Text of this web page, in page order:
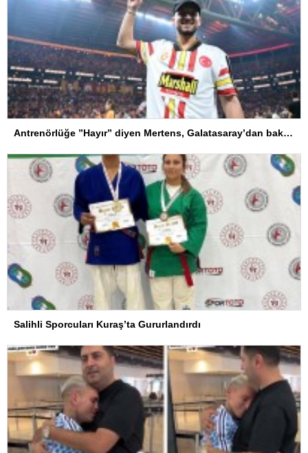
Antrenörlüğe ”Hayır” diyen Mertens, Galatasaray’dan bakın ne istedi
Salihli Sporcuları Kuraş’ta Gururlandırdı